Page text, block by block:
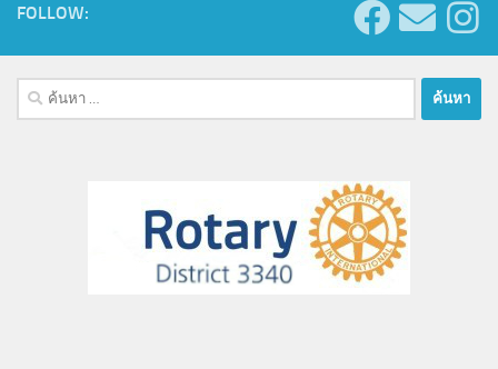
FOLLOW:
ค้นหา
สำหรับ: